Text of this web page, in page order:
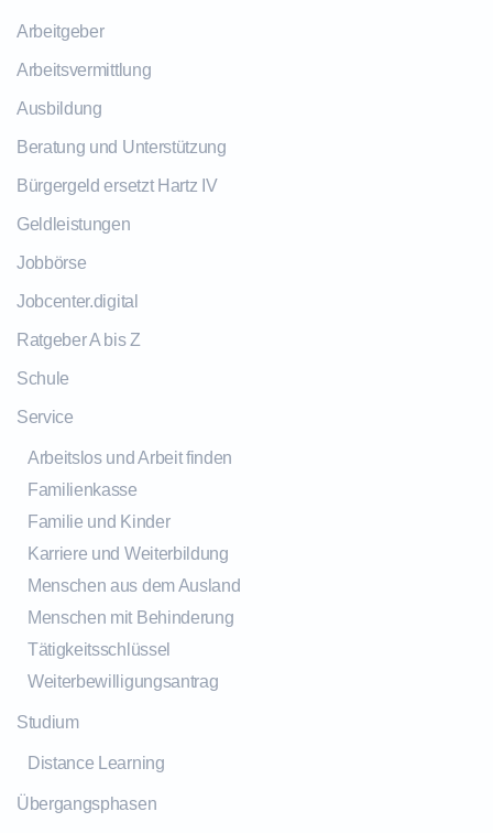
Arbeitgeber
Arbeitsvermittlung
Ausbildung
Beratung und Unterstützung
Bürgergeld ersetzt Hartz IV
Geldleistungen
Jobbörse
Jobcenter.digital
Ratgeber A bis Z
Schule
Service
Arbeitslos und Arbeit finden
Familienkasse
Familie und Kinder
Karriere und Weiterbildung
Menschen aus dem Ausland
Menschen mit Behinderung
Tätigkeitsschlüssel
Weiterbewilligungsantrag
Studium
Distance Learning
Übergangsphasen